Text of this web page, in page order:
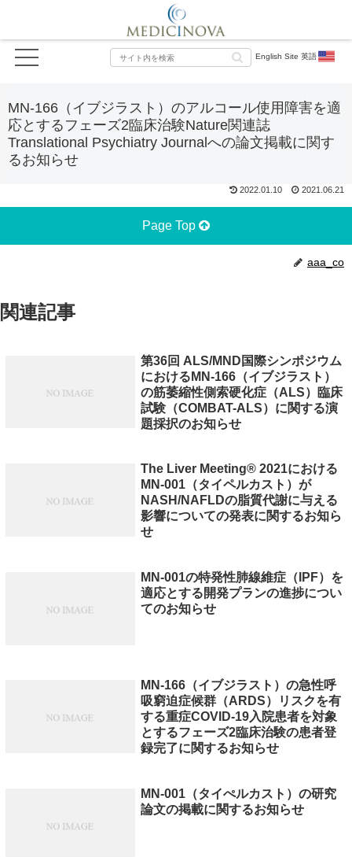
English Site 英語
MN-166（イブジラスト）のアルコール使用障害を適
応とするフェーズ2臨床治験Nature関連誌
Translational Psychiatry Journalへの論文掲載に関す
るお知らせ
2022.01.10 2021.06.21
Page Top
aaa_co
関連記事
第36回 ALS/MND国際シンポジウム
におけるMN-166（イブジラスト）
の筋萎縮性側索硬化症（ALS）臨床
試験（COMBAT-ALS）に関する演
題採択のお知らせ
The Liver Meeting® 2021における
MN-001（タイペルカスト）が
NASH/NAFLDの脂質代謝に与える
影響についての発表に関するお知ら
せ
MN-001の特発性肺線維症（IPF）を
適応とする開発プランの進捗につい
てのお知らせ
MN-166（イブジラスト）の急性呼
吸窮迫症候群（ARDS）リスクを有
する重症COVID-19入院患者を対象
とするフェーズ2臨床治験の患者登
録完了に関するお知らせ
MN-001（タイぺルカスト）の研究
論文の掲載に関するお知らせ